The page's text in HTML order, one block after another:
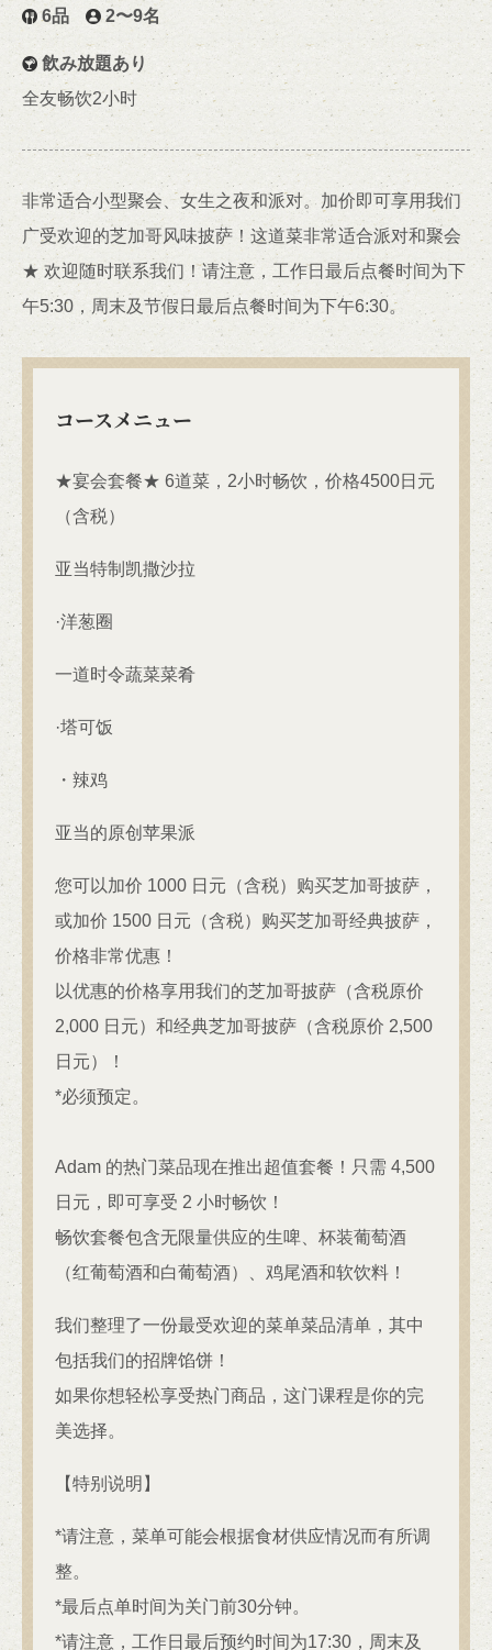
6品 2〜9名
飲み放題あり
全友畅饮2小时
非常适合小型聚会、女生之夜和派对。加价即可享用我们
广受欢迎的芝加哥风味披萨！这道菜非常适合派对和聚会
★ 欢迎随时联系我们！请注意，工作日最后点餐时间为下
午5:30，周末及节假日最后点餐时间为下午6:30。
コースメニュー
★宴会套餐★ 6道菜，2小时畅饮，价格4500日元
（含税）
亚当特制凯撒沙拉
·洋葱圈
一道时令蔬菜菜肴
·塔可饭
・辣鸡
亚当的原创苹果派
您可以加价 1000 日元（含税）购买芝加哥披萨，
或加价 1500 日元（含税）购买芝加哥经典披萨，
价格非常优惠！
以优惠的价格享用我们的芝加哥披萨（含税原价
2,000 日元）和经典芝加哥披萨（含税原价 2,500
日元）！
*必须预定。
Adam 的热门菜品现在推出超值套餐！只需 4,500
日元，即可享受 2 小时畅饮！
畅饮套餐包含无限量供应的生啤、杯装葡萄酒
（红葡萄酒和白葡萄酒）、鸡尾酒和软饮料！
我们整理了一份最受欢迎的菜单菜品清单，其中
包括我们的招牌馅饼！
如果你想轻松享受热门商品，这门课程是你的完
美选择。
【特别说明】
*请注意，菜单可能会根据食材供应情况而有所调
整。
*最后点单时间为关门前30分钟。
*请注意，工作日最后预约时间为17:30，周末及